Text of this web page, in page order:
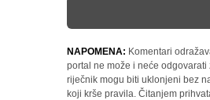
NAPOMENA: Komentari
portal ne može i neće
riječnik mogu biti uklonjeni bez
koji krše pravila. Čitanjem